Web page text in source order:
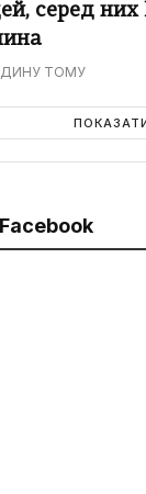
серед них
ТОМУ